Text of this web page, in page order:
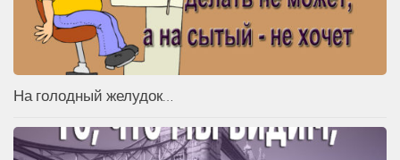
На голодный желудок…